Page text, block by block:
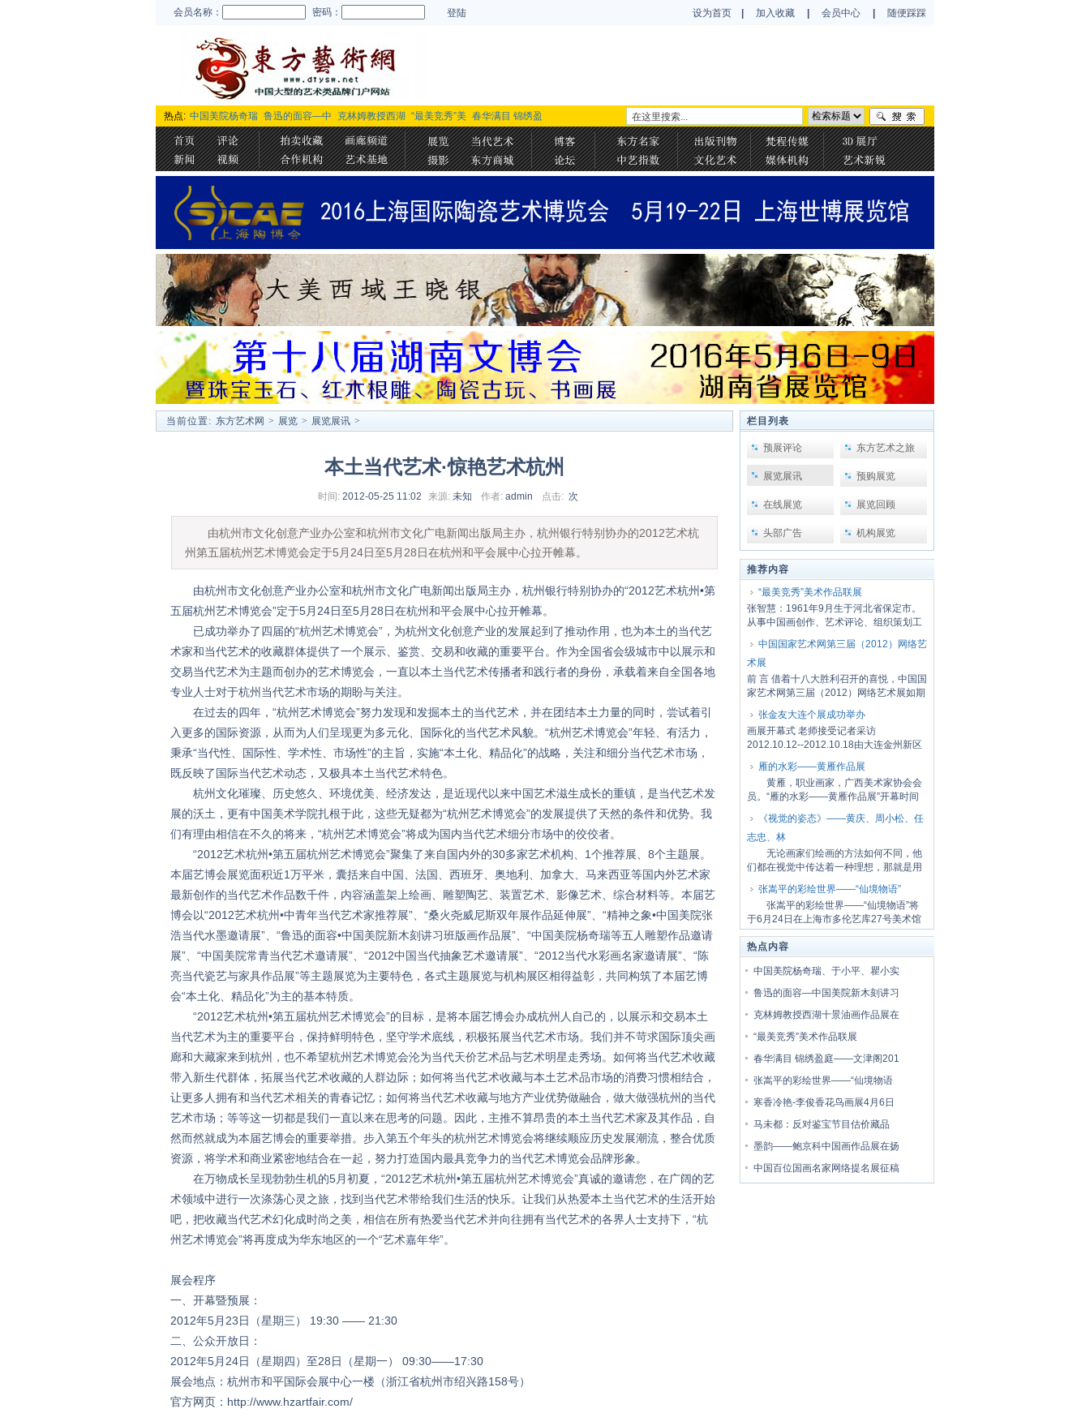
会员名称： 密码： 登陆 设为首页 加入收藏 会员中心 随便踩踩
热点: 中国美院杨奇瑞 鲁迅的面容—中 克林姆教授西湖 “最美竞秀”美 春华满目 锦绣盈
当前位置: 东方艺术网 > 展览 > 展览展讯 >
本土当代艺术·惊艳艺术杭州
时间: 2012-05-25 11:02 来源: 未知 作者: admin 点击: 次
由杭州市文化创意产业办公室和杭州市文化广电新闻出版局主办，杭州银行特别协办的2012艺术杭
州第五届杭州艺术博览会定于5月24日至5月28日在杭州和平会展中心拉开帷幕。
由杭州市文化创意产业办公室和杭州市文化广电新闻出版局主办，杭州银行特别协办的“2012艺术杭州•第
五届杭州艺术博览会”定于5月24日至5月28日在杭州和平会展中心拉开帷幕。
已成功举办了四届的“杭州艺术博览会”，为杭州文化创意产业的发展起到了推动作用，也为本土的当代艺
术家和当代艺术的收藏群体提供了一个展示、鉴赏、交易和收藏的重要平台。作为全国省会级城市中以展示和
交易当代艺术为主题而创办的艺术博览会，一直以本土当代艺术传播者和践行者的身份，承载着来自全国各地
专业人士对于杭州当代艺术市场的期盼与关注。
在过去的四年，“杭州艺术博览会”努力发现和发掘本土的当代艺术，并在团结本土力量的同时，尝试着引
入更多的国际资源，从而为人们呈现更为多元化、国际化的当代艺术风貌。“杭州艺术博览会”年轻、有活力，
秉承“当代性、国际性、学术性、市场性”的主旨，实施“本土化、精品化”的战略，关注和细分当代艺术市场，
既反映了国际当代艺术动态，又极具本土当代艺术特色。
杭州文化璀璨、历史悠久、环境优美、经济发达，是近现代以来中国艺术滋生成长的重镇，是当代艺术发
展的沃土，更有中国美术学院扎根于此，这些无疑都为“杭州艺术博览会”的发展提供了天然的条件和优势。我
们有理由相信在不久的将来，“杭州艺术博览会”将成为国内当代艺术细分市场中的佼佼者。
“2012艺术杭州•第五届杭州艺术博览会”聚集了来自国内外的30多家艺术机构、1个推荐展、8个主题展。
本届艺博会展览面积近1万平米，囊括来自中国、法国、西班牙、奥地利、加拿大、马来西亚等国内外艺术家
最新创作的当代艺术作品数千件，内容涵盖架上绘画、雕塑陶艺、装置艺术、影像艺术、综合材料等。本届艺
博会以“2012艺术杭州•中青年当代艺术家推荐展”、“桑火尧威尼斯双年展作品延伸展”、“精神之象•中国美院张
浩当代水墨邀请展”、“鲁迅的面容•中国美院新木刻讲习班版画作品展”、“中国美院杨奇瑞等五人雕塑作品邀请
展”、“中国美院常青当代艺术邀请展”、“2012中国当代抽象艺术邀请展”、“2012当代水彩画名家邀请展”、“陈
亮当代瓷艺与家具作品展”等主题展览为主要特色，各式主题展览与机构展区相得益彰，共同构筑了本届艺博
会“本土化、精品化”为主的基本特质。
“2012艺术杭州•第五届杭州艺术博览会”的目标，是将本届艺博会办成杭州人自己的，以展示和交易本土
当代艺术为主的重要平台，保持鲜明特色，坚守学术底线，积极拓展当代艺术市场。我们并不苛求国际顶尖画
廊和大藏家来到杭州，也不希望杭州艺术博览会沦为当代天价艺术品与艺术明星走秀场。如何将当代艺术收藏
带入新生代群体，拓展当代艺术收藏的人群边际；如何将当代艺术收藏与本土艺术品市场的消费习惯相结合，
让更多人拥有和当代艺术相关的青春记忆；如何将当代艺术收藏与地方产业优势做融合，做大做强杭州的当代
艺术市场；等等这一切都是我们一直以来在思考的问题。因此，主推不算昂贵的本土当代艺术家及其作品，自
然而然就成为本届艺博会的重要举措。步入第五个年头的杭州艺术博览会将继续顺应历史发展潮流，整合优质
资源，将学术和商业紧密地结合在一起，努力打造国内最具竞争力的当代艺术博览会品牌形象。
在万物成长呈现勃勃生机的5月初夏，“2012艺术杭州•第五届杭州艺术博览会”真诚的邀请您，在广阔的艺
术领域中进行一次涤荡心灵之旅，找到当代艺术带给我们生活的快乐。让我们从热爱本土当代艺术的生活开始
吧，把收藏当代艺术幻化成时尚之美，相信在所有热爱当代艺术并向往拥有当代艺术的各界人士支持下，“杭
州艺术博览会”将再度成为华东地区的一个“艺术嘉年华”。
展会程序
一、开幕暨预展：
2012年5月23日（星期三） 19:30 —— 21:30
二、公众开放日：
2012年5月24日（星期四）至28日（星期一） 09:30——17:30
展会地点：杭州市和平国际会展中心一楼（浙江省杭州市绍兴路158号）
官方网页：http://www.hzartfair.com/
栏目列表
预展评论 东方艺术之旅
展览展讯 预购展览
在线展览 展览回顾
头部广告 机构展览
推荐内容
“最美竞秀”美术作品联展
张智慧：1961年9月生于河北省保定市。
从事中国画创作、艺术评论、组织策划工
中国国家艺术网第三届（2012）网络艺
术展
前 言 借着十八大胜利召开的喜悦，中国国
家艺术网第三届（2012）网络艺术展如期
张金友大连个展成功举办
画展开幕式 老师接受记者采访
2012.10.12--2012.10.18由大连金州新区
雁的水彩——黄雁作品展
黄雁，职业画家，广西美术家协会会
员。“雁的水彩——黄雁作品展”开幕时间
《视觉的姿态》——黄庆、周小松、任
志忠、林
无论画家们绘画的方法如何不同，他
们都在视觉中传达着一种理想，那就是用
张嵩平的彩绘世界——“仙境物语”
张嵩平的彩绘世界——“仙境物语”将
于6月24日在上海市多伦艺库27号美术馆
一楼开...
热点内容
中国美院杨奇瑞、于小平、瞿小实
鲁迅的面容—中国美院新木刻讲习
克林姆教授西湖十景油画作品展在
“最美竞秀”美术作品联展
春华满目 锦绣盈庭——文津阁201
张嵩平的彩绘世界——“仙境物语
寒香冷艳-李俊香花鸟画展4月6日
马未都：反对鉴宝节目估价藏品
墨韵——鲍京科中国画作品展在扬
中国百位国画名家网络提名展征稿